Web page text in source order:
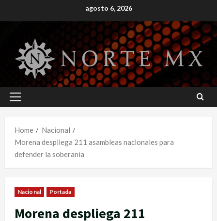
to
agosto 6, 2026
Primary
Home
Nacional
Morena despliega 211 asambleas nacionales para
defender la soberanía
Nacional Portada
Morena despliega 211